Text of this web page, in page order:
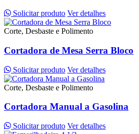
Solicitar produto Ver detalhes
Corte, Desbaste e Polimento
Cortadora de Mesa Serra Bloco
Solicitar produto Ver detalhes
Corte, Desbaste e Polimento
Cortadora Manual a Gasolina
Solicitar produto Ver detalhes